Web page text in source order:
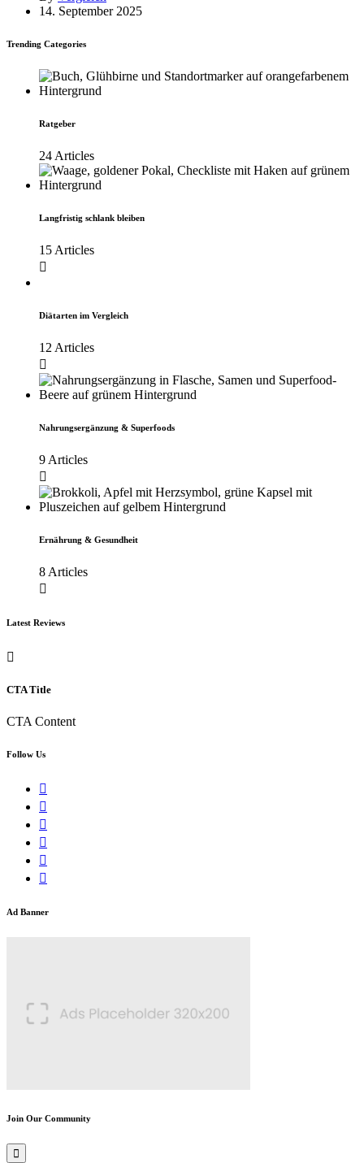
14. September 2025
Trending Categories
Ratgeber
24 Articles
Langfristig schlank bleiben
15 Articles
Diätarten im Vergleich
12 Articles
Nahrungsergänzung & Superfoods
9 Articles
Ernährung & Gesundheit
8 Articles
Latest Reviews
CTA Title
CTA Content
Follow Us
Ad Banner
Join Our Community